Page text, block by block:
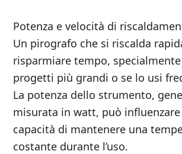
Potenza e velocità di
Un pirografo che si riscalda
risparmiare tempo,
progetti più grandi o se lo usi
La potenza dello strumento,
misurata in watt, può influenzare
capacità di mantenere una
costante durante l’uso.